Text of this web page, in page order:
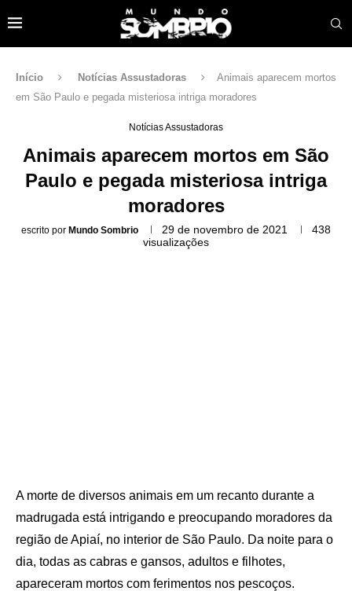
Início Notícias Assustadoras
Animais aparecem mortos
em São Paulo e pegada misteriosa intriga moradores
Notícias Assustadoras
Animais aparecem mortos em São
Paulo e pegada misteriosa intriga
moradores
escrito por Mundo Sombrio 29 de novembro de 2021
438
visualizações
A morte de diversos animais em um recanto durante a
madrugada está intrigando e preocupando moradores da
região de Apiaí, no interior de São Paulo. Da noite para o
dia, todas as cabras e gansos, adultos e filhotes,
apareceram mortos com ferimentos nos pescoços.